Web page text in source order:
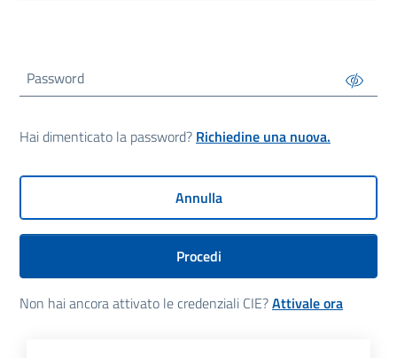
Password
Hai dimenticato la password? Richiedine una nuova.
Annulla
Procedi
Non hai ancora attivato le credenziali CIE?Attivale ora